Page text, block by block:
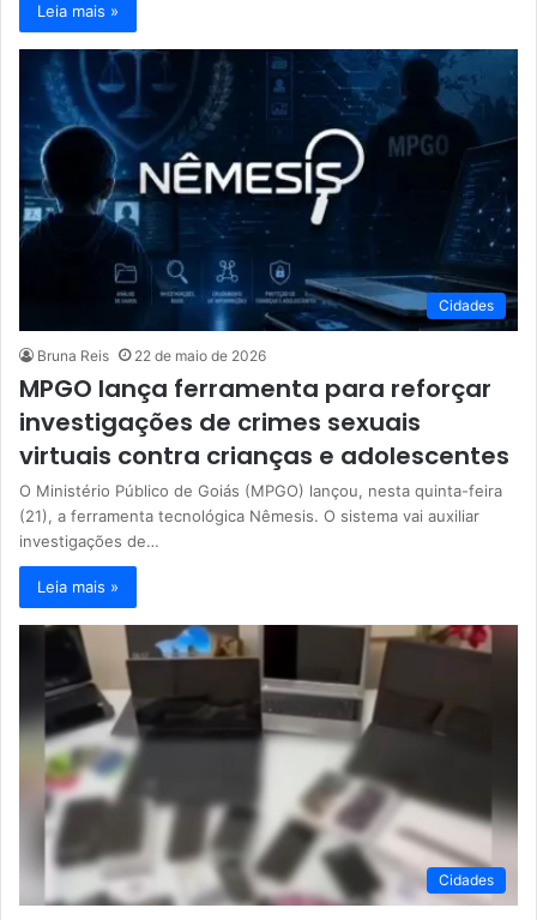
Leia mais »
Cidades
Bruna Reis 22 de maio de 2026
MPGO lança ferramenta para reforçar
investigações de crimes sexuais
virtuais contra crianças e adolescentes
O Ministério Público de Goiás (MPGO) lançou, nesta quinta-feira
(21), a ferramenta tecnológica Nêmesis. O sistema vai auxiliar
investigações de…
Leia mais »
Cidades